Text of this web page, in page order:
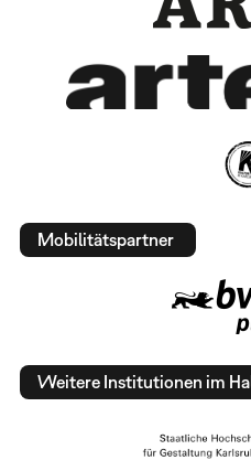
Mobilitätspartner
Weitere Institutionen im